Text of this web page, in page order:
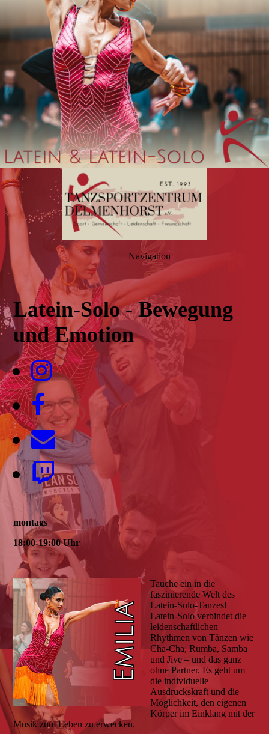
Navigation
Latein-Solo - Bewegung
und Emotion
montags
18:00-19:00 Uhr
Tauche ein in die
faszinierende Welt des
Latein-Solo-Tanzes!
Latein-Solo verbindet die
leidenschaftlichen
Rhythmen von Tänzen wie
Cha-Cha, Rumba, Samba
und Jive – und das ganz
ohne Partner. Es geht um
die individuelle
Ausdruckskraft und die
Möglichkeit, den eigenen
Körper im Einklang mit der
Musik zum Leben zu erwecken.